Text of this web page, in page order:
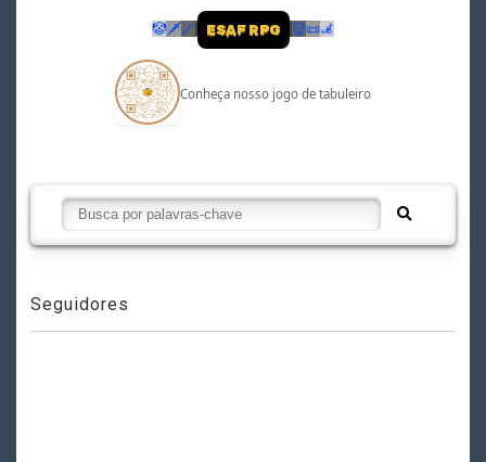
🤡 🗡🪄 ESAF RPG 👹📜🦼
Conheça nosso jogo de tabuleiro
Seguidores